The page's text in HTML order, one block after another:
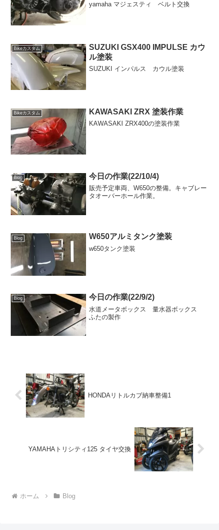
yamaha マジェスティ ベルト交換
Bikeカスタム
SUZUKI GSX400 IMPULSE カウ
ル塗装
SUZUKI インパルス カウル塗装
Bikeカスタム KAWASAKI ZRX 塗装作業
KAWASAKI ZRX400の塗装作業
Blog 今日の作業(22/10/4)
販売予定車両、W650の整備。キャブレー
タオーバーホール作業。
Blog W650アルミタンク塗装
w650タンク塗装
Blog 今日の作業(22/9/2)
水道メータボックス 量水器ボックス
ふたの製作
HONDAリトルカブ納車整備1
YAMAHAトリシティ125 タイヤ交換
ホーム Blog